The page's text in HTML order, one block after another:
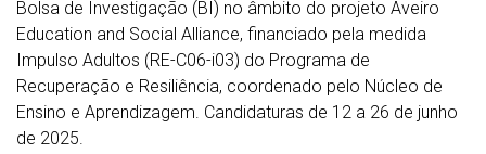
Bolsa de Investigação (BI) no âmbito do projeto Aveiro
Education and Social Alliance, financiado pela medida
Impulso Adultos (RE-C06-i03) do Programa de
Recuperação e Resiliência, coordenado pelo Núcleo de
Ensino e Aprendizagem. Candidaturas de 12 a 26 de junho
de 2025.